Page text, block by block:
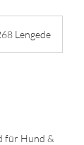
Lengede
für Hund &